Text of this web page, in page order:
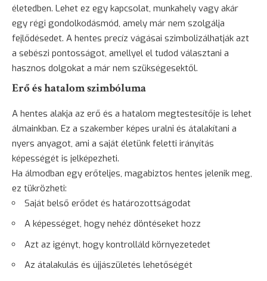
életedben. Lehet ez egy kapcsolat, munkahely vagy akár
egy régi gondolkodásmód, amely már nem szolgálja
fejlődésedet. A hentes precíz vágásai szimbolizálhatják azt
a sebészi pontosságot, amellyel el tudod választani a
hasznos dolgokat a már nem szükségesektől.
Erő és hatalom szimbóluma
A hentes alakja az erő és a hatalom megtestesítője is lehet
álmainkban. Ez a szakember képes uralni és átalakítani a
nyers anyagot, ami a saját életünk feletti irányítás
képességét is jelképezheti.
Ha álmodban egy erőteljes, magabiztos hentes jelenik meg,
ez tükrözheti:
Saját belső erődet és határozottságodat
A képességet, hogy nehéz döntéseket hozz
Azt az igényt, hogy kontrolláld környezetedet
Az átalakulás és újjászületés lehetőségét